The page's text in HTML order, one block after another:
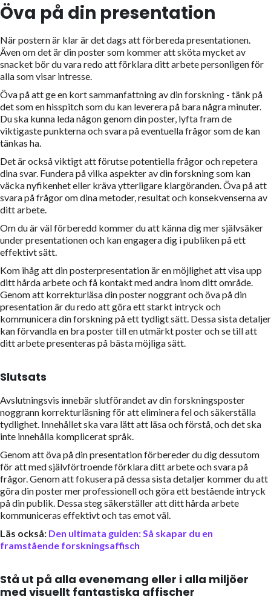
Öva på din presentation
När postern är klar är det dags att förbereda presentationen.
Även om det är din poster som kommer att sköta mycket av
snacket bör du vara redo att förklara ditt arbete personligen för
alla som visar intresse.
Öva på att ge en kort sammanfattning av din forskning - tänk på
det som en hisspitch som du kan leverera på bara några minuter.
Du ska kunna leda någon genom din poster, lyfta fram de
viktigaste punkterna och svara på eventuella frågor som de kan
tänkas ha.
Det är också viktigt att förutse potentiella frågor och repetera
dina svar. Fundera på vilka aspekter av din forskning som kan
väcka nyfikenhet eller kräva ytterligare klargöranden. Öva på att
svara på frågor om dina metoder, resultat och konsekvenserna av
ditt arbete.
Om du är väl förberedd kommer du att känna dig mer självsäker
under presentationen och kan engagera dig i publiken på ett
effektivt sätt.
Kom ihåg att din posterpresentation är en möjlighet att visa upp
ditt hårda arbete och få kontakt med andra inom ditt område.
Genom att korrekturläsa din poster noggrant och öva på din
presentation är du redo att göra ett starkt intryck och
kommunicera din forskning på ett tydligt sätt. Dessa sista detaljer
kan förvandla en bra poster till en utmärkt poster och se till att
ditt arbete presenteras på bästa möjliga sätt.
Slutsats
Avslutningsvis innebär slutförandet av din forskningsposter
noggrann korrekturläsning för att eliminera fel och säkerställa
tydlighet. Innehållet ska vara lätt att läsa och förstå, och det ska
inte innehålla komplicerat språk.
Genom att öva på din presentation förbereder du dig dessutom
för att med självförtroende förklara ditt arbete och svara på
frågor. Genom att fokusera på dessa sista detaljer kommer du att
göra din poster mer professionell och göra ett bestående intryck
på din publik. Dessa steg säkerställer att ditt hårda arbete
kommuniceras effektivt och tas emot väl.
Läs också: Den ultimata guiden: Så skapar du en
framstående forskningsaffisch
Stå ut på alla evenemang eller i alla miljöer
med visuellt fantastiska affischer